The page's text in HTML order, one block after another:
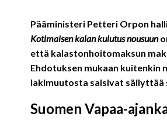
Pääministeri Petteri Orpon
Kotimaisen kalan kulutus nousuun
että kalastonhoitomaksun
Ehdotuksen mukaan kuitenkin
lakimuutosta saisivat säilyttää
Suomen Vapaa-